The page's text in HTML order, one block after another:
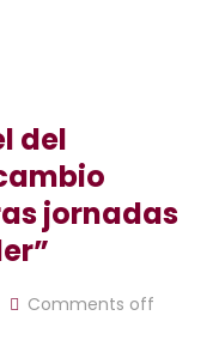
del
jornadas
Comments off